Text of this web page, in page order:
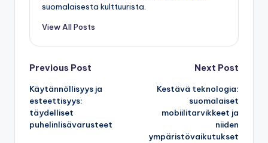
suomalaisesta kulttuurista.
View All Posts
Post
navigation
Previous Post
Käytännöllisyys ja
esteettisyys:
täydelliset
puhelinlisävarusteet
Next Post
Kestävä teknologia:
suomalaiset
mobiilitarvikkeet ja
niiden
ympäristövaikutukset